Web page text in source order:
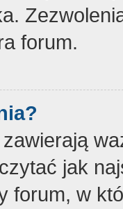
forum.
jak
forum, w